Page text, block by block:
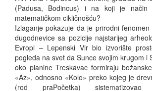
(Padusa, Bodincus) i na koji je način
matematičkom cikličnošću?
Izlaganje pokazuje da je prirodni
dugodnevice sa pozicije najstarijeg
Evropi – Lepenski Vir bio izvorište
pogleda na svet da Sunce svojim krugom i
oko planine Treskavac formiraju
«Az», odnosno «Kolo» preko kojeg je
(rod praPočetka)